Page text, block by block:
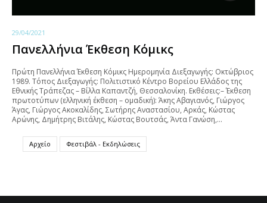
29/04/2021
Πανελλήνια Έκθεση Κόμικς
Πρώτη Πανελλήνια Έκθεση Κόμικς Ημερομηνία Διεξαγωγής: Οκτώβριος
1989. Τόπος Διεξαγωγής: Πολιτιστικό Κέντρο Βορείου Ελλάδος της
Εθνικής Τράπεζας – Βίλλα Καπαντζή, Θεσσαλονίκη. Εκθέσεις:– Έκθεση
πρωτοτύπων (ελληνική έκθεση – ομαδική): Άκης Αβαγιανός, Γιώργος
Άγας, Γιώργος Ακοκαλίδης, Σωτήρης Αναστασίου, Αρκάς, Κώστας
Αρώνης, Δημήτρης Βιτάλης, Κώστας Βουτσάς, Άντα Γανώση,…
Αρχείο Φεστιβάλ - Εκδηλώσεις